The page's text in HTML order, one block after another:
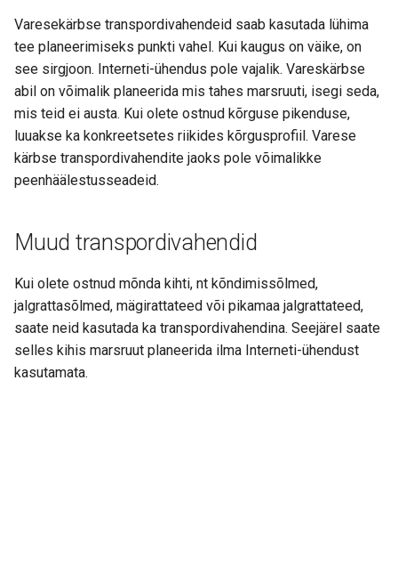
Varesekärbse transpordivahendeid saab kasutada lühima
tee planeerimiseks punkti vahel. Kui kaugus on väike, on
see sirgjoon. Interneti-ühendus pole vajalik. Vareskärbse
abil on võimalik planeerida mis tahes marsruuti, isegi seda,
mis teid ei austa. Kui olete ostnud kõrguse pikenduse,
luuakse ka konkreetsetes riikides kõrgusprofiil. Varese
kärbse transpordivahendite jaoks pole võimalikke
peenhäälestusseadeid.
Muud transpordivahendid
Kui olete ostnud mõnda kihti, nt kõndimissõlmed,
jalgrattasõlmed, mägirattateed või pikamaa jalgrattateed,
saate neid kasutada ka transpordivahendina. Seejärel saate
selles kihis marsruut planeerida ilma Interneti-ühendust
kasutamata.